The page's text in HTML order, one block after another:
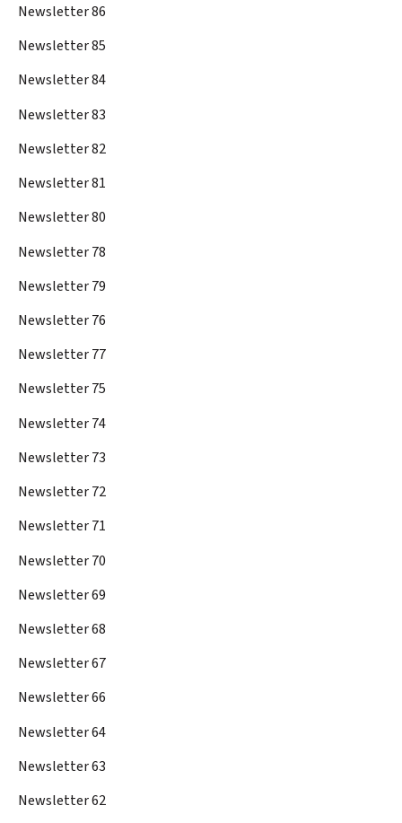
Newsletter 86
Newsletter 85
Newsletter 84
Newsletter 83
Newsletter 82
Newsletter 81
Newsletter 80
Newsletter 78
Newsletter 79
Newsletter 76
Newsletter 77
Newsletter 75
Newsletter 74
Newsletter 73
Newsletter 72
Newsletter 71
Newsletter 70
Newsletter 69
Newsletter 68
Newsletter 67
Newsletter 66
Newsletter 64
Newsletter 63
Newsletter 62